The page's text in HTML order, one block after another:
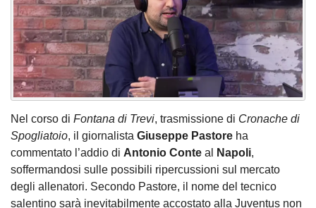
Nel corso di Fontana di Trevi, trasmissione di Cronache di
Spogliatoio, il giornalista Giuseppe Pastore ha
commentato l’addio di Antonio Conte al Napoli,
soffermandosi sulle possibili ripercussioni sul mercato
degli allenatori. Secondo Pastore, il nome del tecnico
salentino sarà inevitabilmente accostato alla Juventus non